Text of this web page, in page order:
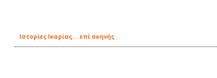
Ιστορίες Ικαρίας... επί σκηνής